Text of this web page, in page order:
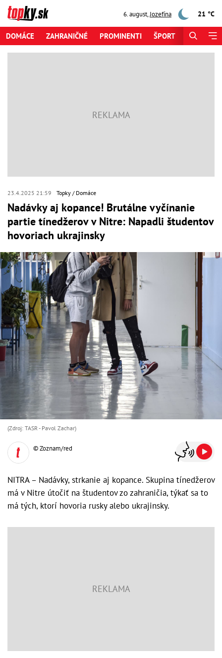
6. august,Jozefína 21 °C
DOMÁCE ZAHRANIČNÉ PROMINENTI ŠPORT
23.4.2025 21:59 Topky Domáce
Nadávky aj kopance! Brutálne vyčínanie
partie tínedžerov v Nitre: Napadli študentov
hovoriach ukrajinsky
(Zdroj: TASR - Pavol Zachar)
© Zoznam/red
NITRA – Nadávky, strkanie aj kopance. Skupina tínedžerov
má v Nitre útočiť na študentov zo zahraničia, týkať sa to
má tých, ktorí hovoria rusky alebo ukrajinsky.